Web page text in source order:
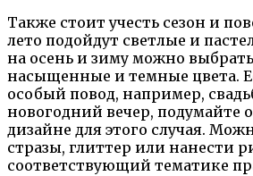
Также стоит учесть сезон и
лето подойдут светлые и
на осень и зиму можно
насыщенные и темные цвета.
особый повод, например,
новогодний вечер, подумайте
дизайне для этого случая.
стразы, глиттер или нанести
соответствующий тематике